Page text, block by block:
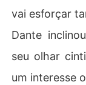
vai esforçar
Dante
seu olhar
um interesse